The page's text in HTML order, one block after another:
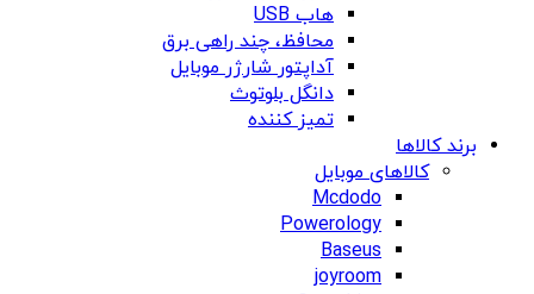
هاب USB
محافظ، چند راهی برق
آداپتور شارژر موبایل
دانگل بلوتوث
تمیز کننده
برند کالاها
کالاهای موبایل
Mcdodo
Powerology
Baseus
joyroom